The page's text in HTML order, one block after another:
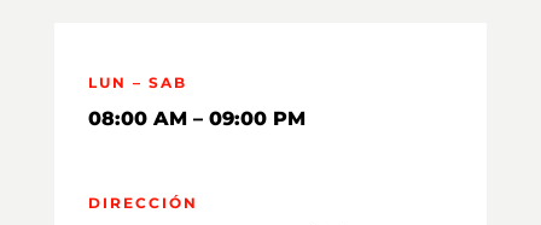
LUN – SAB
08:00 AM – 09:00 PM
DIRECCIÓN